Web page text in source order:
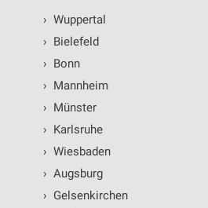
› Wuppertal
› Bielefeld
› Bonn
› Mannheim
› Münster
› Karlsruhe
› Wiesbaden
› Augsburg
› Gelsenkirchen